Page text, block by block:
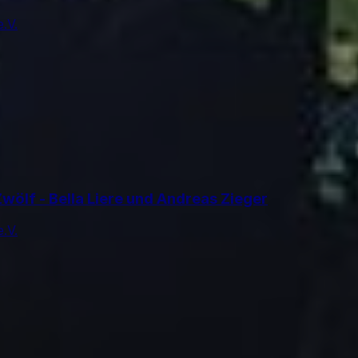
- Bella Liere und Andreas Zieger